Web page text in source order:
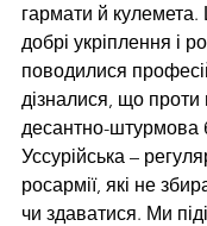
гармати й
добрі укріплення і
поводилися
дізналися, що проти
десантно-штурмова
Уссурійська –
росармії, які не
чи здаватися. Ми